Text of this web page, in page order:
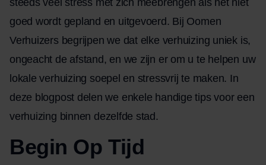
goed wordt gepland en uitgevoerd. Bij Oomen
Verhuizers begrijpen we dat elke verhuizing uniek is,
ongeacht de afstand, en we zijn er om u te helpen uw
lokale verhuizing soepel en stressvrij te maken. In
deze blogpost delen we enkele handige tips voor een
verhuizing binnen dezelfde stad.
Begin Op Tijd